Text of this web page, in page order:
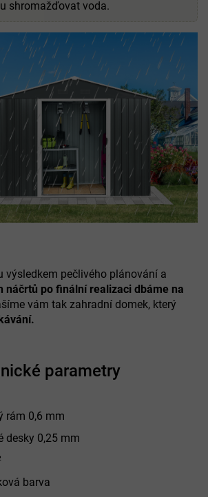
shromažďovat voda.
výsledkem pečlivého plánování a
náčrtů po finální realizaci dbáme na
vám tak zahradní domek, který
parametry
rám 0,6 mm
desky 0,25 mm
barva